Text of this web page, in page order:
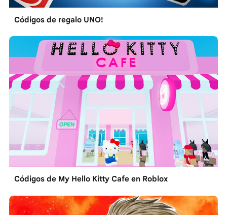
Códigos de regalo UNO!
Códigos de My Hello Kitty Cafe en Roblox